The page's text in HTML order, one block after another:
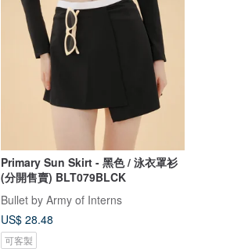
Primary Sun Skirt - 黑色 / 泳衣罩衫
(分開售賣) BLT079BLCK
Bullet by Army of Interns
US$ 28.48
可客製